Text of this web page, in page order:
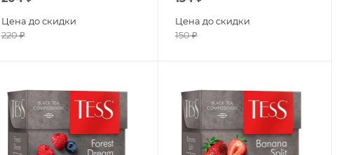
Цена до скидки
220₽
Цена до скидки
150₽